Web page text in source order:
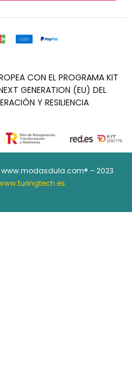
CON EL PROGRAMA KIT
GENERATION (EU) DEL
Y RESILIENCIA
– 2023